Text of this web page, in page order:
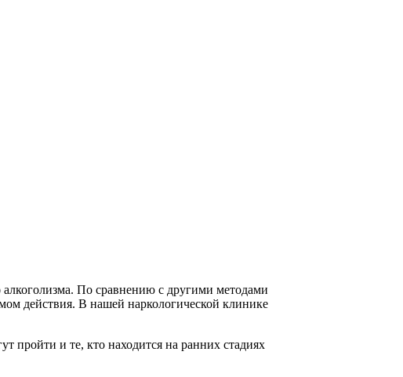
По сравнению с другими методами
действия. В нашей наркологической клинике
пройти и те, кто находится на ранних стадиях